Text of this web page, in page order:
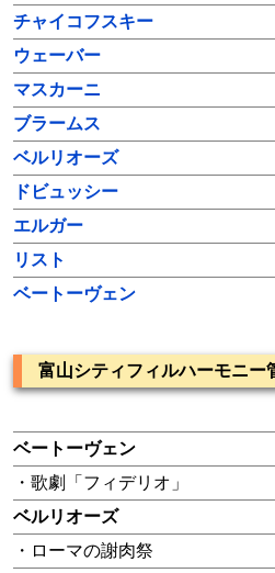
チャイコフスキー
ウェーバー
マスカーニ
ブラームス
ベルリオーズ
ドビュッシー
エルガー
リスト
ベートーヴェン
富山シティフィルハーモニー
ベートーヴェン
・歌劇「フィデリオ」
ベルリオーズ
・ローマの謝肉祭